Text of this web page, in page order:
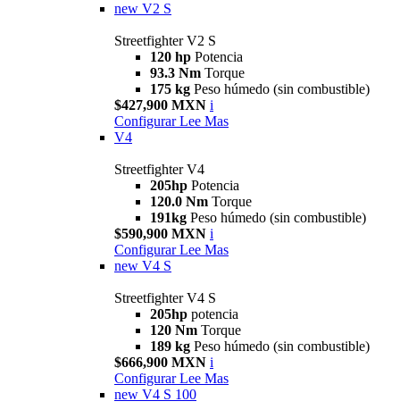
new V2 S
Streetfighter V2 S
120 hp Potencia
93.3 Nm Torque
175 kg Peso húmedo (sin combustible)
$427,900 MXN i
Configurar Lee Mas
V4
Streetfighter V4
205hp Potencia
120.0 Nm Torque
191kg Peso húmedo (sin combustible)
$590,900 MXN i
Configurar Lee Mas
new V4 S
Streetfighter V4 S
205hp potencia
120 Nm Torque
189 kg Peso húmedo (sin combustible)
$666,900 MXN i
Configurar Lee Mas
new V4 S 100